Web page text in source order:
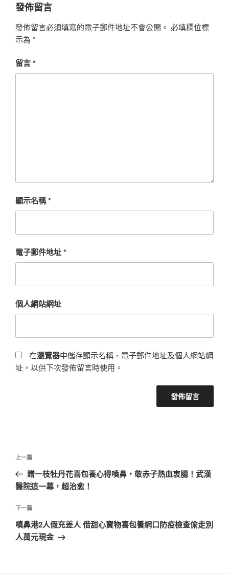
發佈留言
發佈留言必須填寫的電子郵件地址不會公開。 必填欄位標
示為 *
留言*
顯示名稱*
電子郵件地址*
個人網站網址
在瀏覽器中儲存顯示名稱、電子郵件地址及個人網站網
址，以供下次發佈留言時使用。
文
導
覽
上
一
篇
章
上一篇
贈一枝牡丹花喜包養心得噴鼻，敬赤子熱血衷腸！武漢
醫院這一幕，超治愈！
下
一
篇
下一篇
噴鼻港2人假充差人 借甜心寶物喜包養網口防疫檢查偷走別
人萬元現金